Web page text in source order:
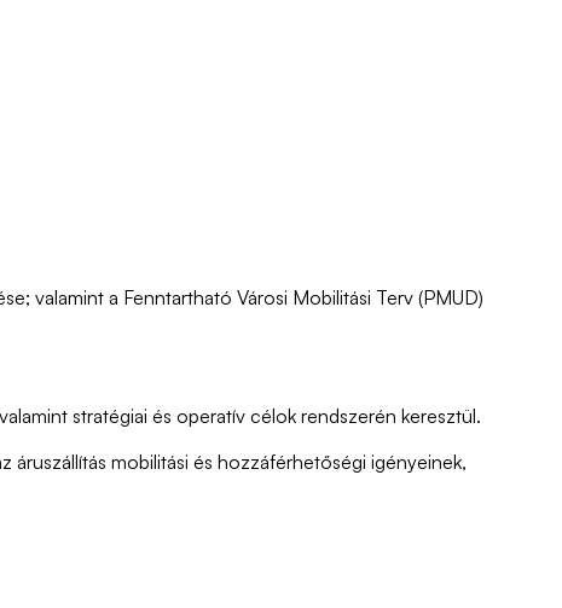
valamint a Fenntartható Városi Mobilitási Terv (PMUD)
stratégiai és operatív célok rendszerén keresztül.
áruszállítás mobilitási és hozzáférhetőségi igényeinek,